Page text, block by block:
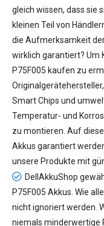
gleich wissen, dass sie
kleinen Teil von
die Aufmerksamkeit
wirklich garantiert? Um
P75F005 kaufen zu
Smart Chips und
Temperatur- und
zu montieren. Auf
Akkus garantiert
unsere Produkte mit
DellAkkuShop
P75F005 Akkus . Wie
nicht ignoriert werden.
niemals minderwertige